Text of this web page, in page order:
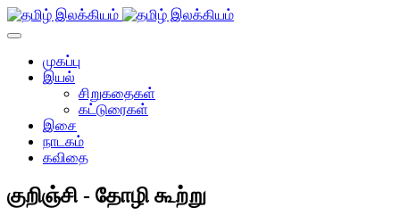
முகப்பு
இயல்
சிறுகதைகள்
கட்டுரைகள்
இசை
நாடகம்
கவிதை
குறிஞ்சி - தோழி கூற்று